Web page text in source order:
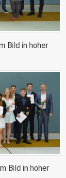
Bild in hoher
Bild in hoher